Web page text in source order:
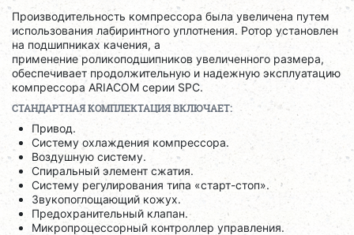
Производительность компрессора была увеличена путем
использования лабиринтного уплотнения. Ротор установлен
на подшипниках качения, а
применение роликоподшипников увеличенного размера,
обеспечивает продолжительную и надежную эксплуатацию
компрессора ARIACOM серии SPC.
СТАНДАРТНАЯ КОМПЛЕКТАЦИЯ ВКЛЮЧАЕТ:
Привод.
Систему охлаждения компрессора.
Воздушную систему.
Спиральный элемент сжатия.
Систему регулирования типа «старт-стоп».
Звукопоглощающий кожух.
Предохранительный клапан.
Микропроцессорный контроллер управления.